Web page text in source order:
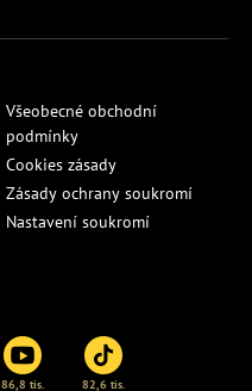
Všeobecné obchodní
podmínky
Cookies zásady
Zásady ochrany soukromí
Nastavení soukromí
86,8 tis. 82,6 tis.